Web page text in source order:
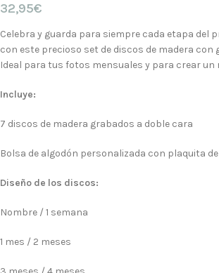
32,95€
Celebra y guarda para siempre cada etapa del
con este precioso set de discos de madera con
Ideal para tus fotos mensuales y para crear un
Incluye:
7 discos de madera grabados a doble cara
Bolsa de algodón personalizada con plaquita
Diseño de los discos:
Nombre / 1 semana
1 mes / 2 meses